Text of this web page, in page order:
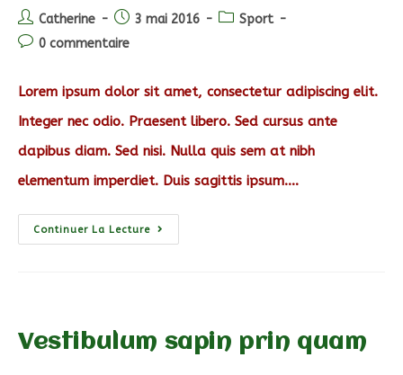
Auteur/autrice
de
Catherine
Post
published:
3 mai 2016
PostSport
Post0 commentaire
Lorem ipsum dolor sit amet, consectetur adipiscing elit.
Integer nec odio. Praesent libero. Sed cursus ante
dapibus diam. Sed nisi. Nulla quis sem at nibh
elementum imperdiet. Duis sagittis ipsum.…
Continuer La LectureSociosqu
Ad
Vestibulum sapin prin quam